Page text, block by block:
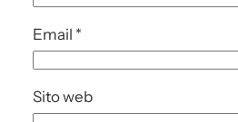
Email *
Sito web